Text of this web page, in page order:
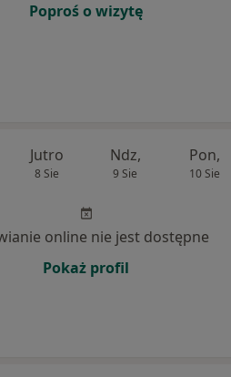
Poproś o wizytę
Jutro
8 Sie
Ndz,
9 Sie
Pon,
10 Sie
online nie jest dostępne
Pokaż profil